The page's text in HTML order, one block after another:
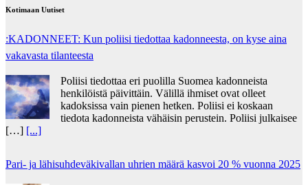
Kotimaan Uutiset
:KADONNEET: Kun poliisi tiedottaa kadonneesta, on kyse aina
vakavasta tilanteesta
Poliisi tiedottaa eri puolilla Suomea kadonneista
henkilöistä päivittäin. Välillä ihmiset ovat olleet
kadoksissa vain pienen hetken. Poliisi ei koskaan
tiedota kadonneista vähäisin perustein. Poliisi julkaisee
[…] [...]
Pari- ja lähisuhdeväkivallan uhrien määrä kasvoi 20 % vuonna 2025